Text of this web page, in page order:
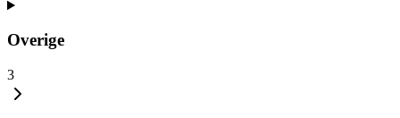
Overige
3